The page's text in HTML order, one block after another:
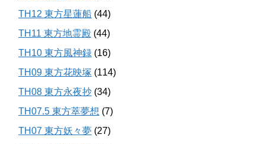
TH12 東方星蓮船 (44)
TH11 東方地霊殿 (44)
TH10 東方風神録 (16)
TH09 東方花映塚 (114)
TH08 東方永夜抄 (34)
TH07.5 東方萃夢想 (7)
TH07 東方妖々夢 (27)